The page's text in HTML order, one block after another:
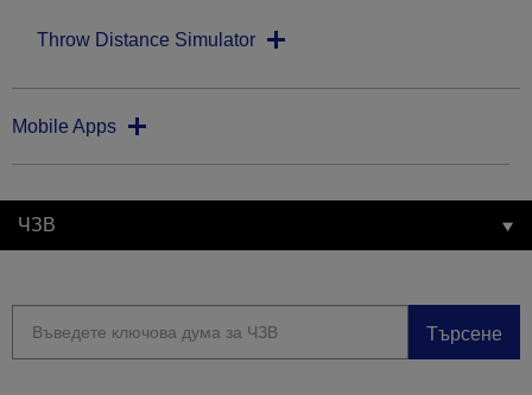
Throw Distance Simulator
Mobile Apps
ЧЗВ
Търсене